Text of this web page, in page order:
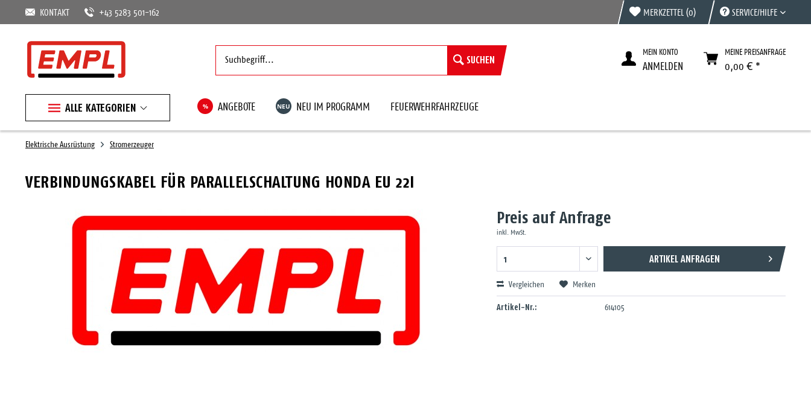
KONTAKT +43 5283 501-162 MERKZETTEL (0) SERVICE/HILFE
SUCHEN
MEIN KONTO
ANMELDEN
MEINE PREISANFRAGE
0,00 € *
ALLE KATEGORIEN % ANGEBOTE NEU NEU IM PROGRAMM FEUERWEHRFAHRZEUGE
Elektrische Ausrüstung Stromerzeuger
VERBINDUNGSKABEL FÜR PARALLELSCHALTUNG HONDA EU 22I
Preis auf Anfrage
inkl. MwSt.
ARTIKEL ANFRAGEN
Vergleichen Merken
Artikel-Nr.: 614105